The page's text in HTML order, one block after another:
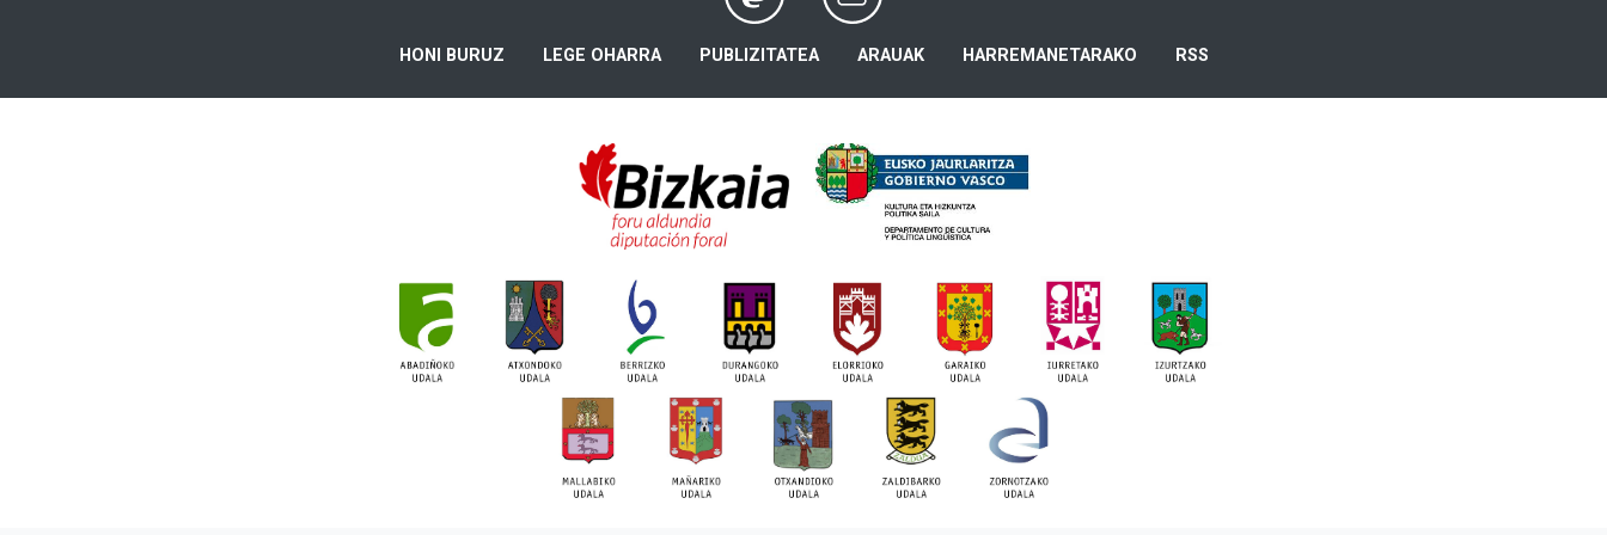
HONI BURUZ LEGE OHARRA PUBLIZITATEA ARAUAK HARREMANETARAKO RSS